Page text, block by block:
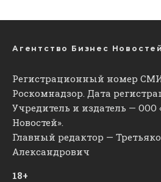
Агентство Бизнес Новостей
Регистрационный номер
Роскомнадзор. Дата
Учредитель и издатель — ООО
Новостей».
Главный редактор —
Александрович
18+